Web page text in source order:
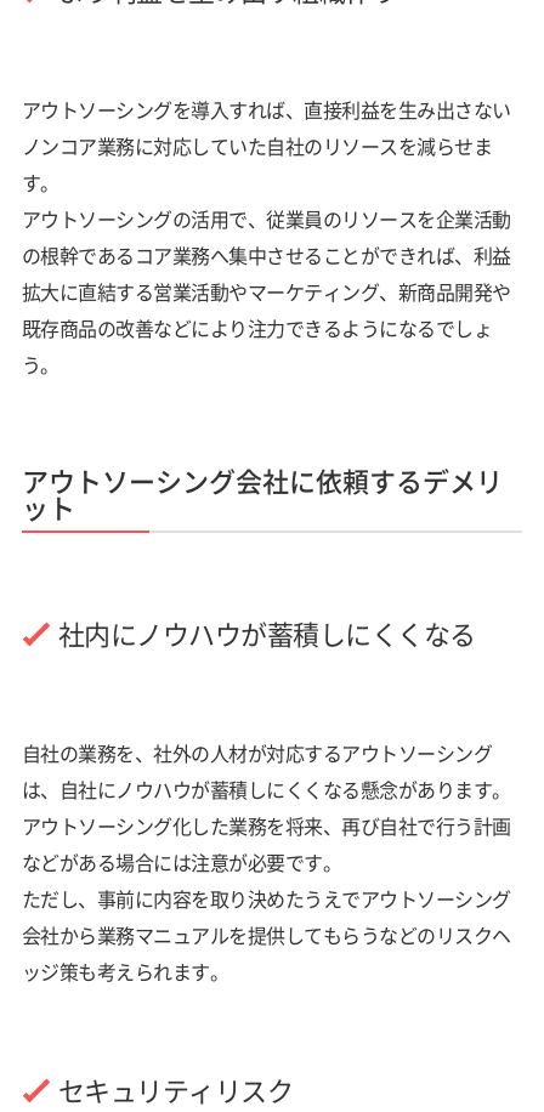
アウトソーシングを導入すれば、直接利益を生み出さない
ノンコア業務に対応していた自社のリソースを減らせま
す。
アウトソーシングの活用で、従業員のリソースを企業活動
の根幹であるコア業務へ集中させることができれば、利益
拡大に直結する営業活動やマーケティング、新商品開発や
既存商品の改善などにより注力できるようになるでしょ
う。
アウトソーシング会社に依頼するデメリ
ット
社内にノウハウが蓄積しにくくなる
自社の業務を、社外の人材が対応するアウトソーシング
は、自社にノウハウが蓄積しにくくなる懸念があります。
アウトソーシング化した業務を将来、再び自社で行う計画
などがある場合には注意が必要です。
ただし、事前に内容を取り決めたうえでアウトソーシング
会社から業務マニュアルを提供してもらうなどのリスクヘ
ッジ策も考えられます。
セキュリティリスク